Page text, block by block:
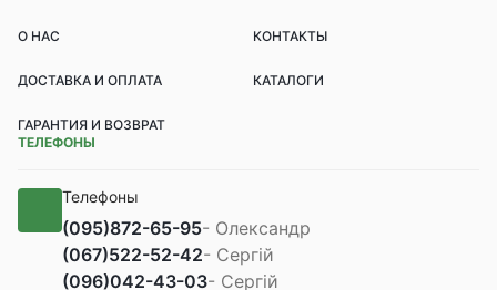
О НАС КОНТАКТЫ
ДОСТАВКА И ОПЛАТА КАТАЛОГИ
ГАРАНТИЯ И ВОЗВРАТ
ТЕЛЕФОНЫ
Телефоны
(095)872-65-95- Олександр
(067)522-52-42- Сергій
(096)042-43-03- Сергій